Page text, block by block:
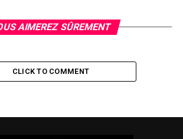
AIMEREZ SÛREMENT
CLICK TO COMMENT